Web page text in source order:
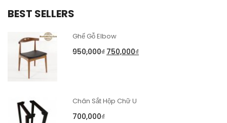
BEST SELLERS
Ghế Gỗ Elbow
950,000₫ 750,000₫
Chân Sắt Hộp Chữ U
700,000₫